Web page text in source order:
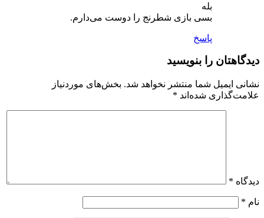
بله
بسی بازی شطرنج را دوست می‌دارم.
پاسخ
دیدگاهتان را بنویسید
نشانی ایمیل شما منتشر نخواهد شد. بخش‌های موردنیاز
علامت‌گذاری شده‌اند *
دیدگاه *
نام *